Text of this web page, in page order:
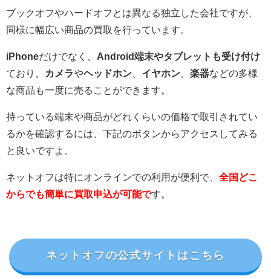
ブックオフやハードオフとは異なる独立した会社ですが、
同様に幅広い商品の買取を行っています。
iPhoneだけでなく、 Android端末やタブレットも受け付け
ており、
カメラやヘッドホン イヤホン 楽器などの多様
な商品も一度に売ることができます。
持っている端末や商品がどれくらいの価格で取引されてい
るかを確認するには、下記のボタンからアクセスしてみる
と良いですよ。
ネットオフは特にオンラインでの利用が便利で、 全国どこ
からでも簡単に買取申込が可能です。
ネットオフの公式サイトはこちら